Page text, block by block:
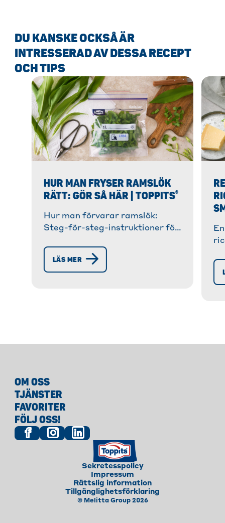
DU KANSKE OCKSÅ ÄR
INTRESSERAD AV DESSA RECEPT
OCH TIPS
HUR MAN FRYSER RAMSLÖK
RÄTT: GÖR SÅ HÄR | TOPPITS®
Hur man förvarar ramslök:
Steg-för-steg-instruktioner för
förberedelse och förvaring. ✓
Hur man håller det fräscht! »
LÄS MER
OM OSS
TJÄNSTER
FAVORITER
FÖLJ OSS!
© Melitta Group 2026
Sekretesspolicy
Impressum
Rättslig information
Tillgänglighetsförklaring